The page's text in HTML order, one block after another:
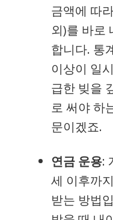
금액에 따
외)를 바로
합니다. 통
이상이 일
급한 빚을
로 써야 하
문이겠죠.
연금 운용:
세 이후까
받는 방법